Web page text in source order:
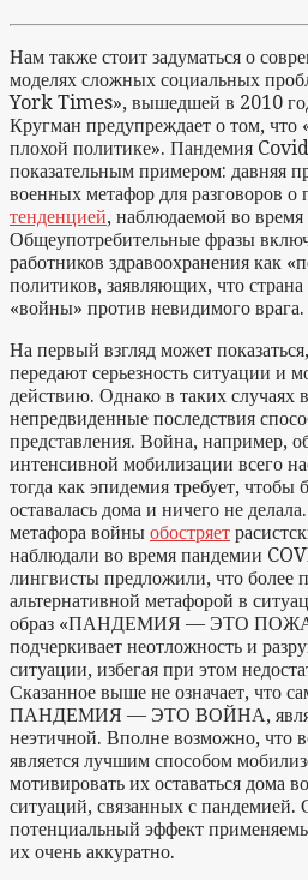
Нам также стоит задуматься о
моделях сложных социальных
York Times», вышедшей в 2010
Кругман предупреждает о том, что
плохой политике». Пандемия
показательным примером: давняя
военных метафор для разговоров о
тенденцией, наблюдаемой во
Общеупотребительные фразы
работников здравоохранения как
политиков, заявляющих, что страна
«войны» против невидимого врага.
На первый взгляд может
передают серьезность ситуации и
действию. Однако в таких случаях
непредвиденные последствия
представления. Война, например,
интенсивной мобилизации всего
тогда как эпидемия требует, чтобы
оставалась дома и ничего не
метафора войны обостряет
наблюдали во время пандемии
лингвисты предложили, что более
альтернативной метафорой в
образ «ПАНДЕМИЯ — ЭТО
подчеркивает неотложность и
ситуации, избегая при этом
Сказанное выше не означает, что
ПАНДЕМИЯ — ЭТО ВОЙНА,
неэтичной. Вполне возможно, что
является лучшим способом
мотивировать их оставаться дома
ситуаций, связанных с пандемией.
потенциальный эффект
их очень аккуратно.